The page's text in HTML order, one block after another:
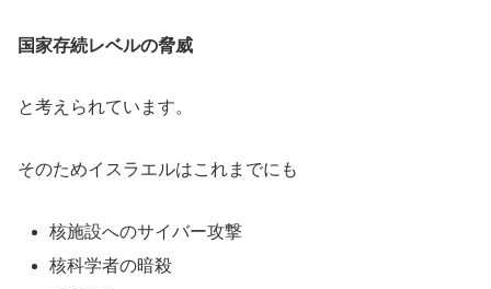
国家存続レベルの脅威
と考えられています。
そのためイスラエルはこれまでにも
核施設へのサイバー攻撃
核科学者の暗殺